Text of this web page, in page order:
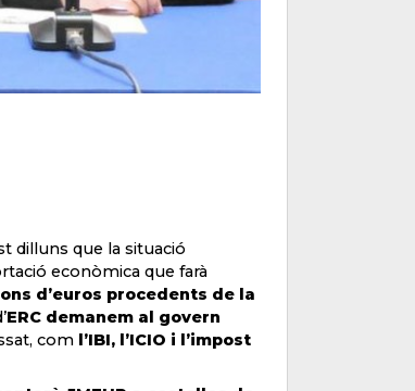
dilluns que la situació
econòmica que farà
d’euros procedents de la
ERC demanem al govern
com l’IBI, l’ICIO i l’impost